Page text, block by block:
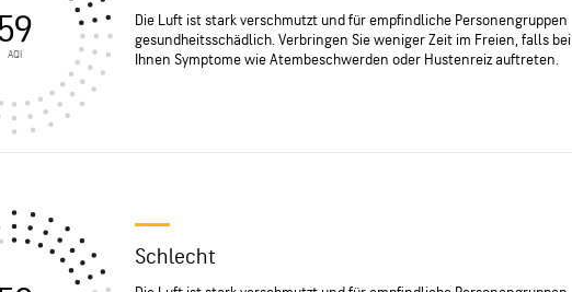
59
AQI
Die Luft ist stark verschmutzt und für empfindliche Personengruppen
gesundheitsschädlich. Verbringen Sie weniger Zeit im Freien, falls bei
Ihnen Symptome wie Atembeschwerden oder Hustenreiz auftreten.
Schlecht